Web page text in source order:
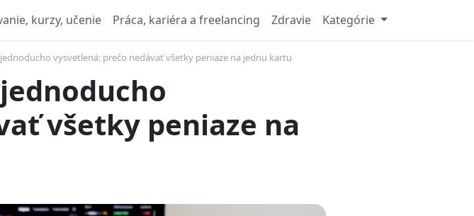
kurzy, učenie Práca, kariéra a freelancing Zdravie Kategórie
vysvetlená: prečo nedávať všetky peniaze na jednu kartu
všetky peniaze na